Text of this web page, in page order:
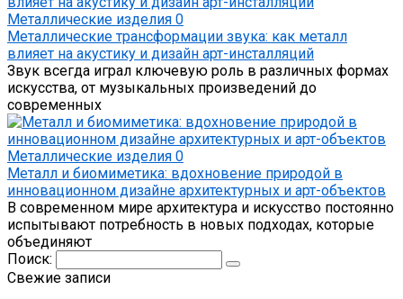
Металлические изделия 0
Металлические трансформации звука: как металл
влияет на акустику и дизайн арт-инсталляций
Звук всегда играл ключевую роль в различных формах
искусства, от музыкальных произведений до
современных
Металлические изделия 0
Металл и биомиметика: вдохновение природой в
инновационном дизайне архитектурных и арт-объектов
В современном мире архитектура и искусство постоянно
испытывают потребность в новых подходах, которые
объединяют
Поиск:
Свежие записи